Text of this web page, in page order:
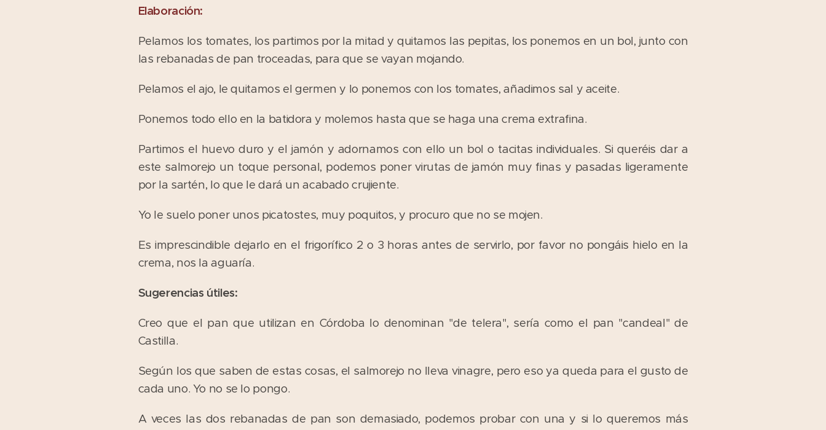
Elaboración:
Pelamos los tomates, los partimos por la mitad y quitamos las pepitas, los ponemos en un bol, junto con
las rebanadas de pan troceadas, para que se vayan mojando.
Pelamos el ajo, le quitamos el germen y lo ponemos con los tomates, añadimos sal y aceite.
Ponemos todo ello en la batidora y molemos hasta que se haga una crema extrafina.
Partimos el huevo duro y el jamón y adornamos con ello un bol o tacitas individuales. Si queréis dar a
este salmorejo un toque personal, podemos poner virutas de jamón muy finas y pasadas ligeramente
por la sartén, lo que le dará un acabado crujiente.
Yo le suelo poner unos picatostes, muy poquitos, y procuro que no se mojen.
Es imprescindible dejarlo en el frigorífico 2 o 3 horas antes de servirlo, por favor no pongáis hielo en la
crema, nos la aguaría.
Sugerencias útiles:
Creo que el pan que utilizan en Córdoba lo denominan "de telera", sería como el pan "candeal" de
Castilla.
Según los que saben de estas cosas, el salmorejo no lleva vinagre, pero eso ya queda para el gusto de
cada uno. Yo no se lo pongo.
A veces las dos rebanadas de pan son demasiado, podemos probar con una y si lo queremos más